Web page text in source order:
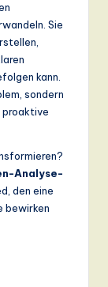
Sie
kann.
sondern
proaktive
Analyse-
den eine
bewirken